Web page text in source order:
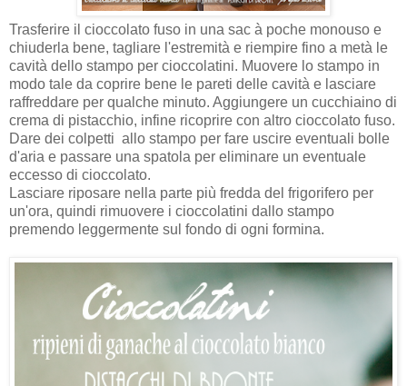
Trasferire il cioccolato fuso in una sac à poche monouso e
chiuderla bene, tagliare l'estremità e riempire fino a metà le
cavità dello stampo per cioccolatini. Muovere lo stampo in
modo tale da coprire bene le pareti delle cavità e lasciare
raffreddare per qualche minuto. Aggiungere un cucchiaino di
crema di pistacchio, infine ricoprire con altro cioccolato fuso.
Dare dei colpetti allo stampo per fare uscire eventuali bolle
d'aria e passare una spatola per eliminare un eventuale
eccesso di cioccolato.
Lasciare riposare nella parte più fredda del frigorifero per
un'ora, quindi rimuovere i cioccolatini dallo stampo
premendo leggermente sul fondo di ogni formina.